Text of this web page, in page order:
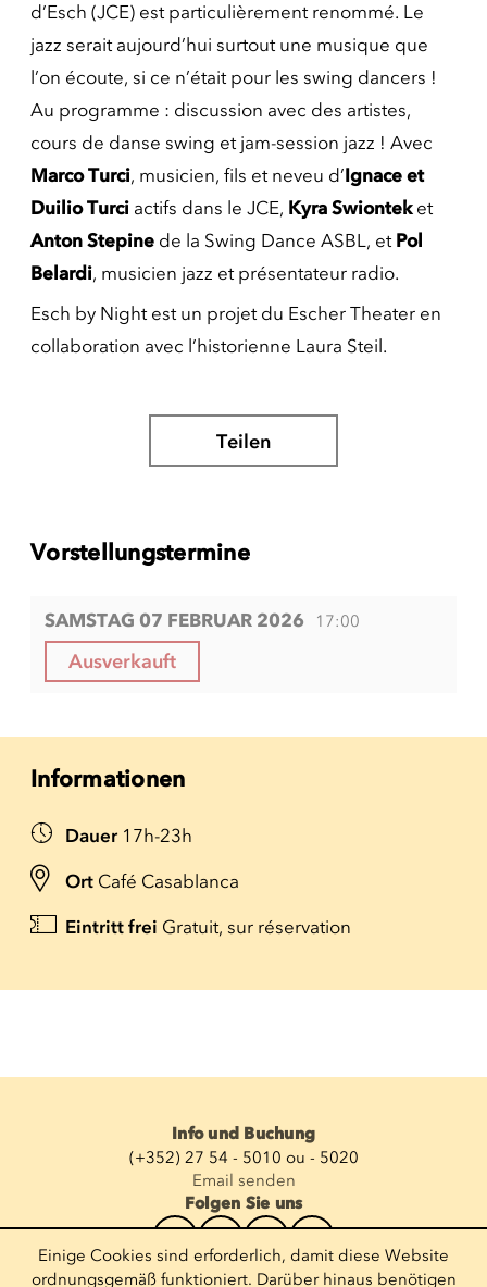
d’Esch (JCE) est particulièrement renommé. Le
jazz serait aujourd’hui surtout une musique que
l’on écoute, si ce n’était pour les swing dancers !
Au programme : discussion avec des artistes,
cours de danse swing et jam-session jazz ! Avec
Marco Turci, musicien, fils et neveu d’Ignace et
Duilio Turci actifs dans le JCE, Kyra Swionteket
Anton Stepine de la Swing Dance ASBL, et Pol
Belardi, musicien jazz et présentateur radio.
Esch by Night est un projet du Escher Theater en
collaboration avec l’historienne Laura Steil.
Teilen
Vorstellungstermine
SAMSTAG 07 FEBRUAR 2026 17:00
Ausverkauft
Informationen
Dauer 17h-23h
Ort Café Casablanca
Eintritt frei Gratuit, sur réservation
Info und Buchung
(+352) 27 54 - 5010 ou - 5020
Email senden
Folgen Sie uns
Newsletter abonnieren
Einige Cookies sind erforderlich, damit diese Website
ordnungsgemäß funktioniert. Darüber hinaus benötigen